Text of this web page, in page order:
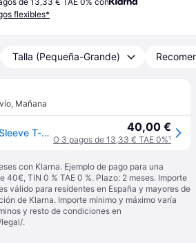
flexibles*
Talla (Pequeña-Grande)
, Mañana
Fjällräven Logo Short Sleeve T-shirt Gris S Hombre 40,00 €
O 3 pagos de 13,33 € TAE 0%¹
con Klarna. Ejemplo de pago para una
40€, TIN 0 % TAE 0 %. Plazo: 2 meses. Importe
válido para residentes en España y mayores de
de Klarna. Importe mínimo y máximo varía
y resto de condiciones en
.